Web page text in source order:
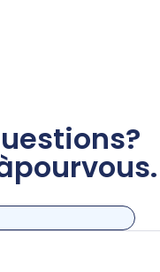
?
pourvous.